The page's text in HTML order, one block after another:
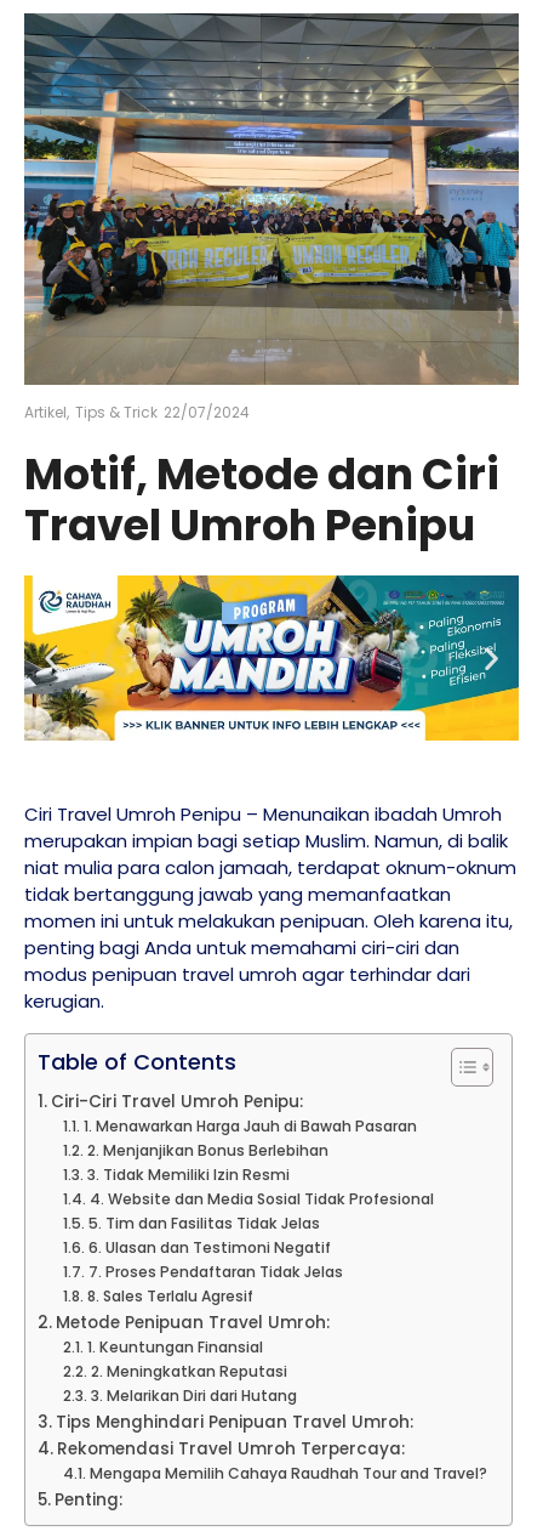
Artikel, Tips & Trick 22/07/2024
Motif, Metode dan Ciri
Travel Umroh Penipu
Ciri Travel Umroh Penipu – Menunaikan ibadah Umroh
merupakan impian bagi setiap Muslim. Namun, di balik
niat mulia para calon jamaah, terdapat oknum-oknum
tidak bertanggung jawab yang memanfaatkan
momen ini untuk melakukan penipuan. Oleh karena itu,
penting bagi Anda untuk memahami ciri-ciri dan
modus penipuan travel umroh agar terhindar dari
kerugian.
Table of Contents
Ciri-Ciri Travel Umroh Penipu:
1. Menawarkan Harga Jauh di Bawah Pasaran
2. Menjanjikan Bonus Berlebihan
3. Tidak Memiliki Izin Resmi
4. Website dan Media Sosial Tidak Profesional
5. Tim dan Fasilitas Tidak Jelas
6. Ulasan dan Testimoni Negatif
7. Proses Pendaftaran Tidak Jelas
8. Sales Terlalu Agresif
Metode Penipuan Travel Umroh:
1. Keuntungan Finansial
2. Meningkatkan Reputasi
3. Melarikan Diri dari Hutang
Tips Menghindari Penipuan Travel Umroh:
Rekomendasi Travel Umroh Terpercaya:
Mengapa Memilih Cahaya Raudhah Tour and Travel?
Penting: